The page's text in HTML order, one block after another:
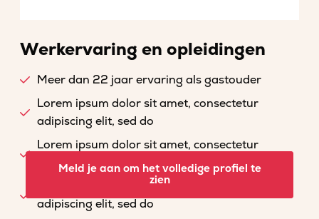
Werkervaring en opleidingen
Meer dan 22 jaar ervaring als gastouder
Lorem ipsum dolor sit amet, consectetur
adipiscing elit, sed do
Lorem ipsum dolor sit amet, consectetur
adipiscing elit, sed do
Lorem ipsum dolor sit amet, consectetur
adipiscing elit, sed do
Meld je aan om het volledige profiel te
zien